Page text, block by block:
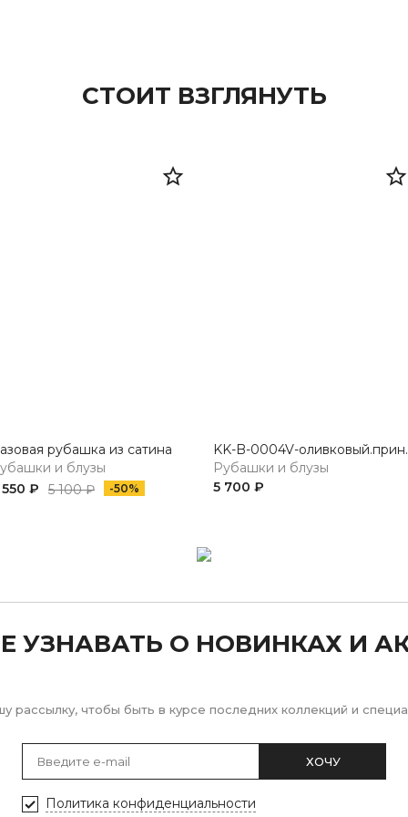
СТОИТ ВЗГЛЯНУТЬ
рубашка из сатина
и блузы
₽
5 100 ₽ -50%
KK-B-
Рубашки и блузы
5 700 ₽
УЗНАВАТЬ О НОВИНКАХ И
рассылку, чтобы быть в курсе последних коллекций и
ХОЧУ
Политика конфиденциальности